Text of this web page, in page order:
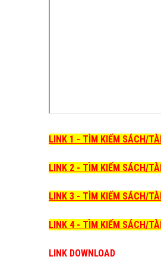
LINK 1 - TÌM KIẾM SÁCH/
LINK 2 - TÌM KIẾM SÁCH/
LINK 3 - TÌM KIẾM SÁCH/
LINK 4 - TÌM KIẾM SÁCH/
LINK DOWNLOAD